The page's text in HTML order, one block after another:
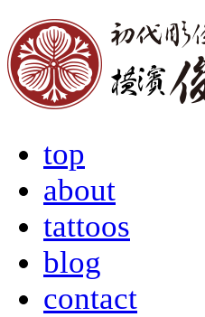
top
about
tattoos
blog
contact